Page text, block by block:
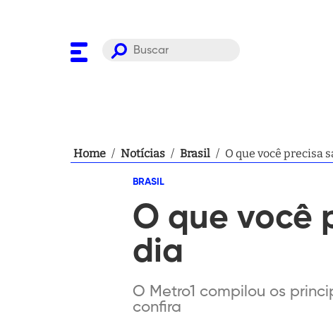
Home / Notícias / Brasil / O que você precisa
BRASIL
O que você
dia
O Metro1 compilou os
confira